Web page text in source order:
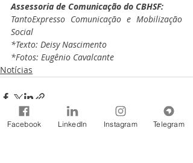
Assessoria de Comunicação do CBHSF:
TantoExpresso Comunicação e Mobilização
Social
*Texto: Deisy Nascimento
*Fotos: Eugênio Cavalcante
Notícias
Facebook LinkedIn Instagram Telegram